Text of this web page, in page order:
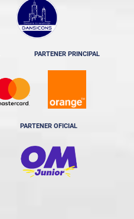
PARTENER PRINCIPAL
PARTENER OFICIAL